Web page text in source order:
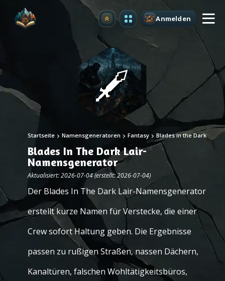
Upgrade Anmelden
Startseite Namensgeneratoren Fantasy Blades in the Dark
Blades In The Dark Lair-
Namensgenerator
Aktualisiert: 2026-07-04 (erstellt: 2026-07-04)
Der Blades In The Dark Lair-Namensgenerator
erstellt kurze Namen für Verstecke, die einer
Crew sofort Haltung geben. Die Ergebnisse
passen zu rußigen Straßen, nassen Dächern,
Kanaltüren, falschen Wohltätigkeitsbüros,